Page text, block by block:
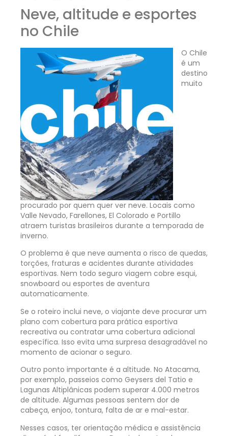
Neve, altitude e esportes
no Chile
O Chile
é um
destino
muito
procurado por quem quer ver neve. Locais como
Valle Nevado, Farellones, El Colorado e Portillo
atraem turistas brasileiros durante a temporada de
inverno.
O problema é que neve aumenta o risco de quedas,
torções, fraturas e acidentes durante atividades
esportivas. Nem todo seguro viagem cobre esqui,
snowboard ou esportes de aventura
automaticamente.
Se o roteiro inclui neve, o viajante deve procurar um
plano com cobertura para prática esportiva
recreativa ou contratar uma cobertura adicional
específica. Isso evita uma surpresa desagradável no
momento de acionar o seguro.
Outro ponto importante é a altitude. No Atacama,
por exemplo, passeios como Geysers del Tatio e
Lagunas Altiplânicas podem superar 4.000 metros
de altitude. Algumas pessoas sentem dor de
cabeça, enjoo, tontura, falta de ar e mal-estar.
Nesses casos, ter orientação médica e assistência